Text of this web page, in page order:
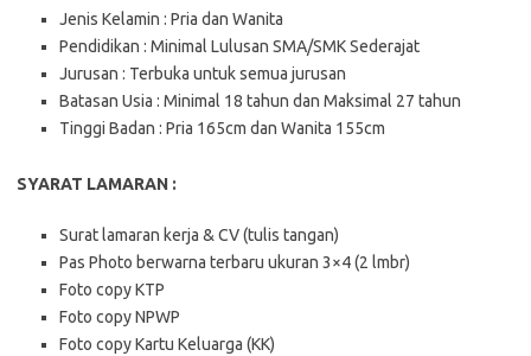
Jenis Kelamin : Pria dan Wanita
Pendidikan : Minimal Lulusan SMA/SMK Sederajat
Jurusan : Terbuka untuk semua jurusan
Batasan Usia : Minimal 18 tahun dan Maksimal 27 tahun
Tinggi Badan : Pria 165cm dan Wanita 155cm
SYARAT LAMARAN :
Surat lamaran kerja & CV (tulis tangan)
Pas Photo berwarna terbaru ukuran 3×4 (2 lmbr)
Foto copy KTP
Foto copy NPWP
Foto copy Kartu Keluarga (KK)